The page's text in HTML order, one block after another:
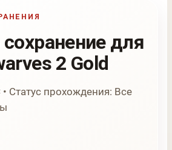
для
2 Gold
Статус прохождения: Все